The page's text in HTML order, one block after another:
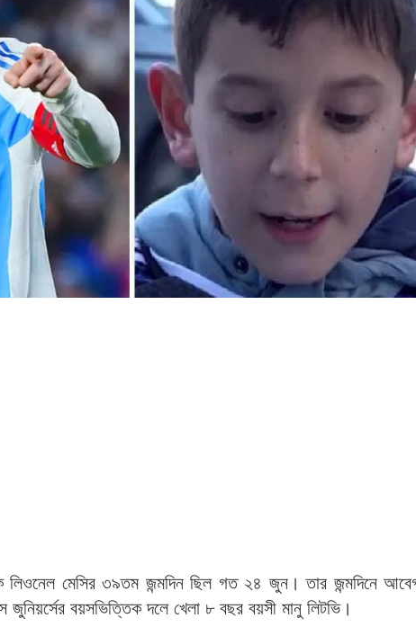
লিওনেল মেসির ৩৯তম জন্মদিন ছিল গত ২৪ জুন। তার জন্মদিনে
জুনিয়র্সের বয়সভিত্তিক দলে খেলা ৮ বছর বয়সী মানু লিটভি।